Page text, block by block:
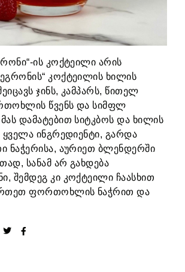
ის კოქტეილი არის
კოქტეილის ხილის
ჯინს, კამპარს, წითელ
წვენს და სიმფლ
დამატებით სიტკბოს და ხილის
ყველა ინგრედიენტი, გარდა
ნაჭერისა, აურიეთ ბლენდერში
სანამ არ გახდება
შემდეგ კი კოქტეილი ჩაასხით
ფორთოხლის ნაჭრით და